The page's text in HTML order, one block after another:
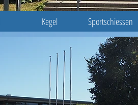
Kegel Sportschiessen